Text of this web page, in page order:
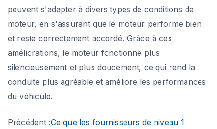
peuvent s'adapter à divers types de conditions de
moteur, en s'assurant que le moteur performe bien
et reste correctement accordé. Grâce à ces
améliorations, le moteur fonctionne plus
silencieusement et plus doucement, ce qui rend la
conduite plus agréable et améliore les performances
du véhicule.
Précédent :Ce que les fournisseurs de niveau 1